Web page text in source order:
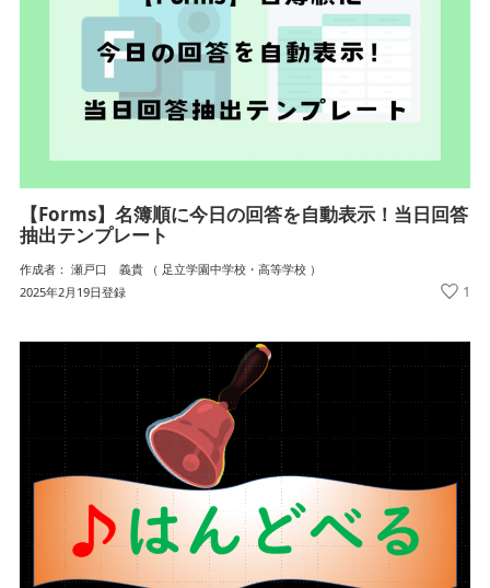
【Forms】名簿順に今日の回答を自動表示！当日回答
抽出テンプレート
作成者： 瀬戸口 義貴 （ 足立学園中学校・高等学校 ）
2025年2月19日登録
1